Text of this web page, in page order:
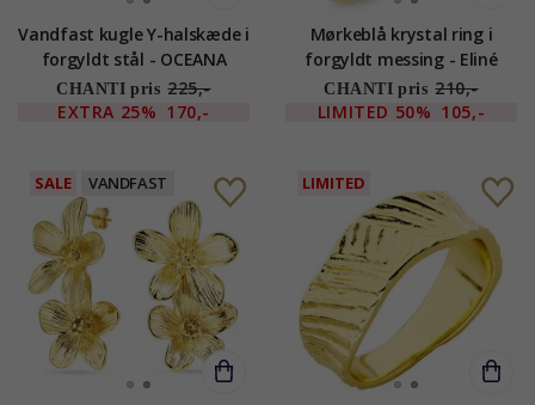
Vandfast kugle Y-halskæde i
forgyldt stål - OCEANA
CHANTI pris 225,-
EXTRA 25% 170,-
Mørkeblå krystal ring i
forgyldt messing - Eliné
CHANTI pris 210,-
LIMITED 50% 105,-
SALE VANDFAST LIMITED